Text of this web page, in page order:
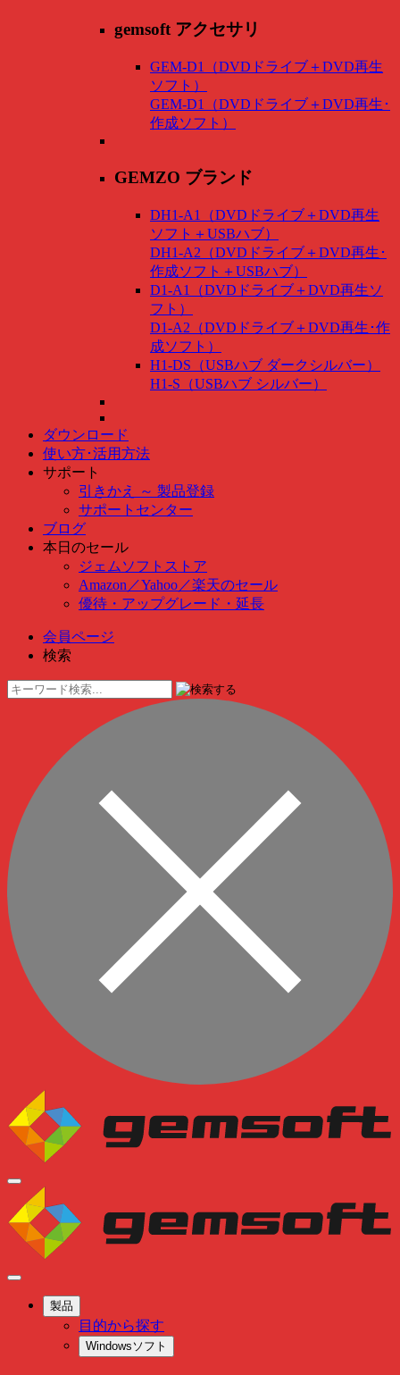
gemsoft アクセサリ
GEM-D1（DVDドライブ＋DVD再生
ソフト）
GEM-D1（DVDドライブ＋DVD再生･
作成ソフト）
GEMZO ブランド
DH1-A1（DVDドライブ＋DVD再生
ソフト＋USBハブ）
DH1-A2（DVDドライブ＋DVD再生･
作成ソフト＋USBハブ）
D1-A1（DVDドライブ＋DVD再生ソ
フト）
D1-A2（DVDドライブ＋DVD再生･作
成ソフト）
H1-DS（USBハブ ダークシルバー）
H1-S（USBハブ シルバー）
ダウンロード
使い方･活用方法
サポート
引きかえ ～ 製品登録
サポートセンター
ブログ
本日のセール
ジェムソフトストア
Amazon ／Yahoo ／楽天のセール
優待・アップグレード・延長
会員ページ
検索
製品
目的から探す
Windowsソフト